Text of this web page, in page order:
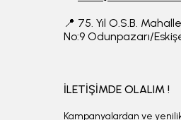
📍 75. Yıl O.S.B.
No:9 Odunpazarı/
İLETİŞİMDE OLALIM !
Kampanyalardan ve